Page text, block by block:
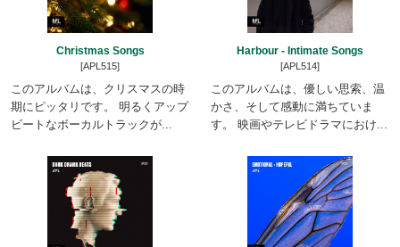
Christmas Songs
[APL515]
このアルバムは、クリスマスの時
期にピッタリです。 明るくアップ
ビートなボーカルトラックが...
Harbour - Intimate Songs
[APL514]
このアルバムは、優しい思索、温
かさ、そして感動に満ちていま
す。 映画やテレビドラマにおけ...